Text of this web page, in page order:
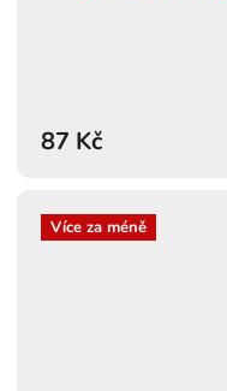
87 Kč
Více za méně